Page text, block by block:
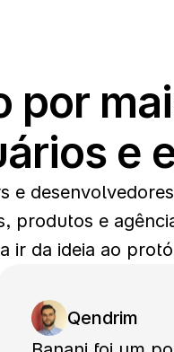
por
e
e
produtos e
ir da ideia ao
Qendrim